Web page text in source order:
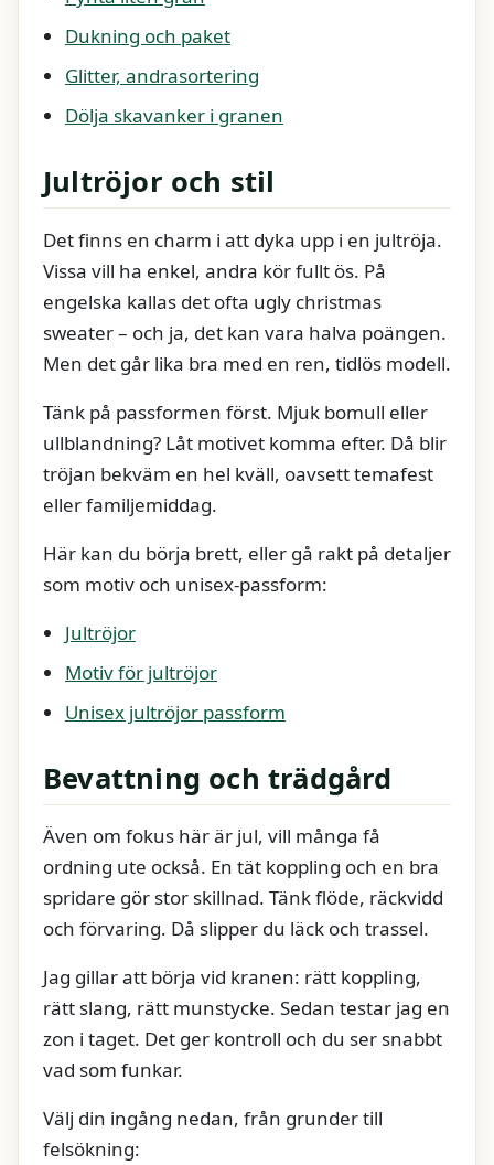
Dukning och paket
Glitter, andrasortering
Dölja skavanker i granen
Jultröjor och stil
Det finns en charm i att dyka upp i en jultröja.
Vissa vill ha enkel, andra kör fullt ös. På
engelska kallas det ofta ugly christmas
sweater – och ja, det kan vara halva poängen.
Men det går lika bra med en ren, tidlös modell.
Tänk på passformen först. Mjuk bomull eller
ullblandning? Låt motivet komma efter. Då blir
tröjan bekväm en hel kväll, oavsett temafest
eller familjemiddag.
Här kan du börja brett, eller gå rakt på detaljer
som motiv och unisex-passform:
Jultröjor
Motiv för jultröjor
Unisex jultröjor passform
Bevattning och trädgård
Även om fokus här är jul, vill många få
ordning ute också. En tät koppling och en bra
spridare gör stor skillnad. Tänk flöde, räckvidd
och förvaring. Då slipper du läck och trassel.
Jag gillar att börja vid kranen: rätt koppling,
rätt slang, rätt munstycke. Sedan testar jag en
zon i taget. Det ger kontroll och du ser snabbt
vad som funkar.
Välj din ingång nedan, från grunder till
felsökning: